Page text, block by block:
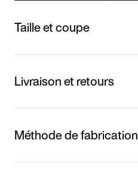
Taille et coupe
Livraison et retours
Méthode de fabrication